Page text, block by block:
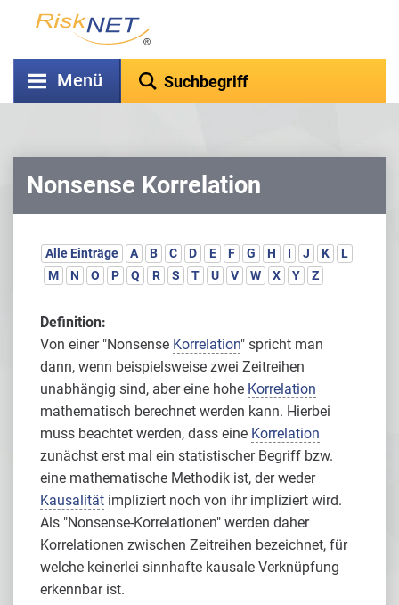
Menü
Nonsense Korrelation
Alle Einträge A B C D E F G H I J K
L
M
N O P Q R S T U V W X Y Z
Definition:
Von einer "Nonsense Korrelation" spricht man
dann, wenn beispielsweise zwei Zeitreihen
unabhängig sind, aber eine hohe Korrelation
mathematisch berechnet werden kann. Hierbei
muss beachtet werden, dass eine Korrelation
zunächst erst mal ein statistischer Begriff bzw.
eine mathematische Methodik ist, der weder
Kausalität impliziert noch von ihr impliziert wird.
Als "Nonsense-Korrelationen" werden daher
Korrelationen zwischen Zeitreihen bezeichnet, für
welche keinerlei sinnhafte kausale Verknüpfung
erkennbar ist.